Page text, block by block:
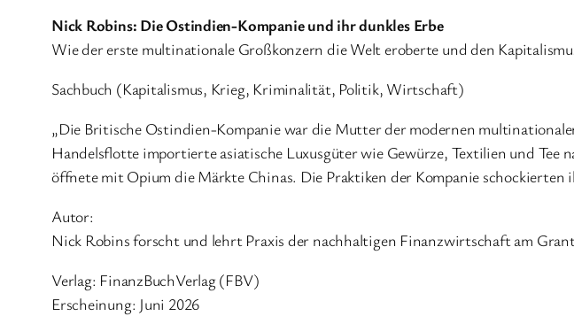
Nick Robins: Die Ostindien-Kompanie und ihr dunkles Erbe
Wie der erste multinationale Großkonzern die Welt eroberte und den
Sachbuch (Kapitalismus, Krieg, Kriminalität, Politik, Wirtschaft)
„Die Britische Ostindien-Kompanie war die Mutter der modernen
Handelsflotte importierte asiatische Luxusgüter wie Gewürze, Textilien und
öffnete mit Opium die Märkte Chinas. Die Praktiken der Kompanie schockierten
Autor:
Nick Robins forscht und lehrt Praxis der nachhaltigen Finanzwirtschaft am
Verlag: FinanzBuchVerlag (FBV)
Erscheinung: Juni 2026